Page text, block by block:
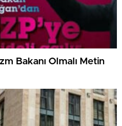
Bakanı Olmalı Metin